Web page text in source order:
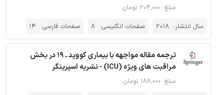
مبلغ: ۲۰۴,۰۰۰ تومان
سال انتشار: 2018 صفحات انگلیسی: 8 صفحات فارسی: 14
ترجمه مقاله مواجهه با بیماری کووید ـ 19 در بخش
مراقبت های ویژه (ICU) - نشریه اسپرینگر
مبلغ: ۱۸۸,۰۰۰ تومان